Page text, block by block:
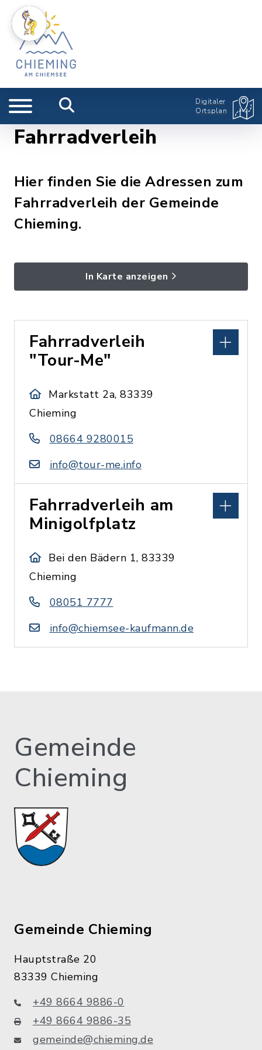
Digitaler
Ortsplan
Fahrradverleih
Hier finden Sie die Adressen zum
Fahrradverleih der Gemeinde
Chieming.
In Karte anzeigen
Fahrradverleih
"Tour-Me"
Markstatt 2a, 83339
Chieming
08664 9280015
info@tour-me.info
Fahrradverleih am
Minigolfplatz
Bei den Bädern 1, 83339
Chieming
08051 7777
info@chiemsee-kaufmann.de
Gemeinde
Chieming
Gemeinde Chieming
Hauptstraße 20
83339 Chieming
+49 8664 9886-0
+49 8664 9886-35
gemeinde@chieming.de